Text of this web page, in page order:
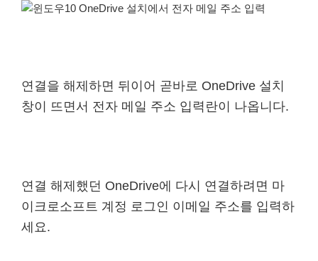
연결을 해제하면 뒤이어 곧바로 OneDrive 설치
창이 뜨면서 전자 메일 주소 입력란이 나옵니다.
연결 해제했던 OneDrive에 다시 연결하려면 마
이크로소프트 계정 로그인 이메일 주소를 입력하
세요.